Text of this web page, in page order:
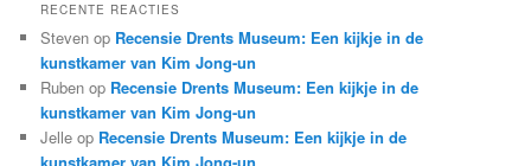
RECENTE REACTIES
Steven op Recensie Drents Museum: Een kijkje in de
kunstkamer van Kim Jong-un
Ruben op Recensie Drents Museum: Een kijkje in de
kunstkamer van Kim Jong-un
Jelle op Recensie Drents Museum: Een kijkje in de